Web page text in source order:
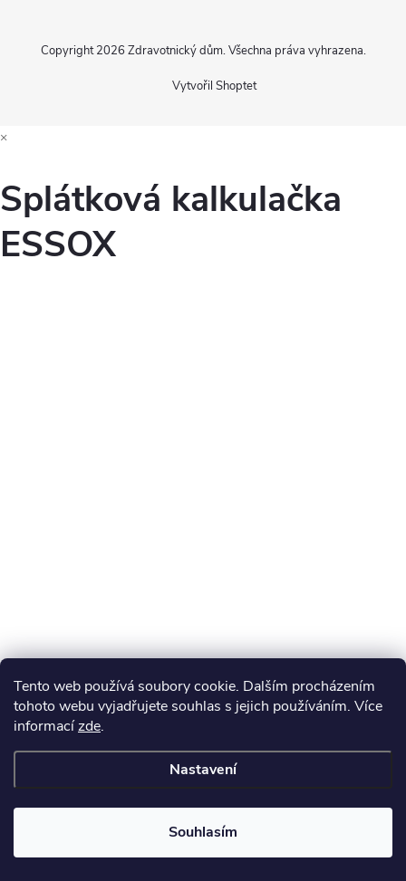
Tento web používá soubory cookie. Dalším procházením
tohoto webu vyjadřujete souhlas s jejich používáním. Více
informacízde.
Nastavení
Souhlasím
Vytvořil Shoptet
Copyright 2026 Zdravotnický dům. Všechna práva vyhrazena.
×
Splátková kalkulačka
ESSOX